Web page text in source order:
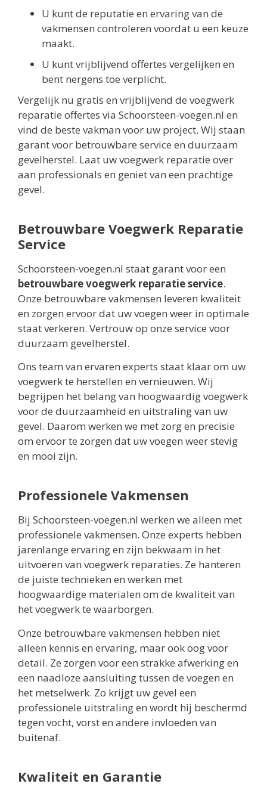
U kunt de reputatie en ervaring van de
vakmensen controleren voordat u een keuze
maakt.
U kunt vrijblijvend offertes vergelijken en
bent nergens toe verplicht.
Vergelijk nu gratis en vrijblijvend de voegwerk
reparatie offertes via Schoorsteen-voegen.nl en
vind de beste vakman voor uw project. Wij staan
garant voor betrouwbare service en duurzaam
gevelherstel. Laat uw voegwerk reparatie over
aan professionals en geniet van een prachtige
gevel.
Betrouwbare Voegwerk Reparatie
Service
Schoorsteen-voegen.nl staat garant voor een
betrouwbare voegwerk reparatie service.
Onze betrouwbare vakmensen leveren kwaliteit
en zorgen ervoor dat uw voegen weer in optimale
staat verkeren. Vertrouw op onze service voor
duurzaam gevelherstel.
Ons team van ervaren experts staat klaar om uw
voegwerk te herstellen en vernieuwen. Wij
begrijpen het belang van hoogwaardig voegwerk
voor de duurzaamheid en uitstraling van uw
gevel. Daarom werken we met zorg en precisie
om ervoor te zorgen dat uw voegen weer stevig
en mooi zijn.
Professionele Vakmensen
Bij Schoorsteen-voegen.nl werken we alleen met
professionele vakmensen. Onze experts hebben
jarenlange ervaring en zijn bekwaam in het
uitvoeren van voegwerk reparaties. Ze hanteren
de juiste technieken en werken met
hoogwaardige materialen om de kwaliteit van
het voegwerk te waarborgen.
Onze betrouwbare vakmensen hebben niet
alleen kennis en ervaring, maar ook oog voor
detail. Ze zorgen voor een strakke afwerking en
een naadloze aansluiting tussen de voegen en
het metselwerk. Zo krijgt uw gevel een
professionele uitstraling en wordt hij beschermd
tegen vocht, vorst en andere invloeden van
buitenaf.
Kwaliteit en Garantie